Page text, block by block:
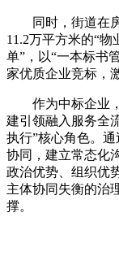
同时，街道在房
11.2万平方米的“物
单”，以“一本标书
家优质企业竞标，
作为中标企业，
建引领融入服务全
执行”核心角色。
协同，建立常态化
政治优势、组织优
主体协同失衡的治
撑。